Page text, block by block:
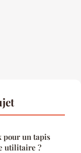
pour un tapis
utilitaire ?